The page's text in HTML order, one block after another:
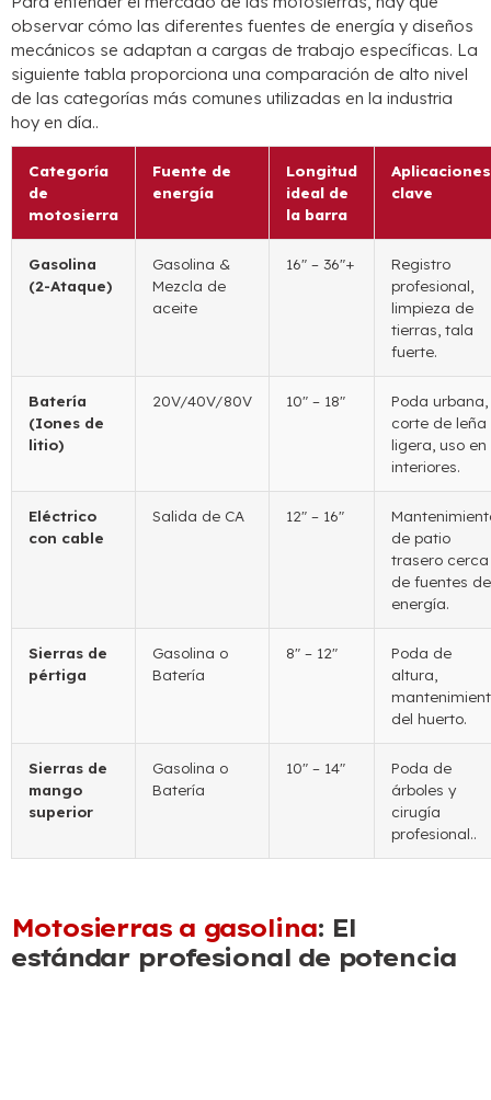
observar cómo las diferentes fuentes de energía y diseños
mecánicos se adaptan a cargas de trabajo específicas. La
siguiente tabla proporciona una comparación de alto nivel
de las categorías más comunes utilizadas en la industria
hoy en día..
Categoría
de
motosierra
Fuente de
energía
Longitud
ideal de
la barra
Aplicaciones
clave
Gasolina
(2-Ataque)
Gasolina &
Mezcla de
aceite
16″ – 36″+
Registro
profesional,
limpieza de
tierras, tala
fuerte.
Batería
(Iones de
litio)
20V/40V/80V 10″ – 18″
Poda urbana,
corte de leña
ligera, uso en
interiores.
Eléctrico
con cable
Salida de CA 12″ – 16″
de patio
trasero cerca
de fuentes de
energía.
Sierras de
pértiga
Gasolina o
Batería
8″ – 12″
Poda de
altura,
del huerto.
Sierras de
mango
superior
Gasolina o
Batería
10″ – 14″
Poda de
árboles y
cirugía
profesional..
Motosierras a gasolina: El
estándar profesional de potencia